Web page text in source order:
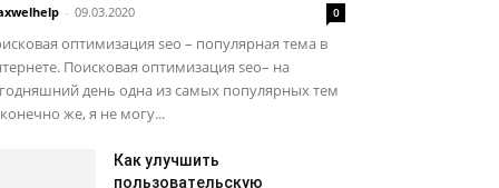
- 09.03.2020 0
оптимизация seo – популярная тема в
Поисковая оптимизация seo– на
день одна из самых популярных тем
же, я не могу...
Как улучшить
пользовательскую